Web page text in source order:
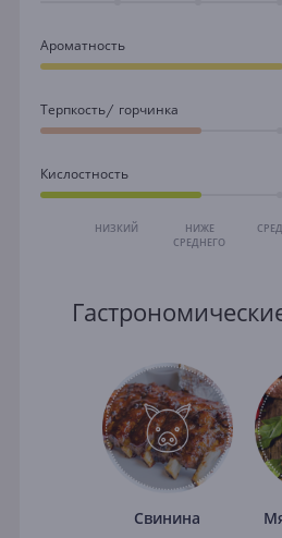
Ароматность
Терпкость/ горчинка
Кислостность
НИЗКИЙ
НИЖЕ
СРЕДНЕГО
Свинина